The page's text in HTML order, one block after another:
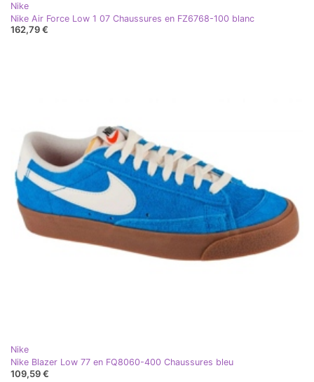
Nike
Nike Air Force Low 1 07 Chaussures en FZ6768-100 blanc
162,79 €
Nike
Nike Blazer Low 77 en FQ8060-400 Chaussures bleu
109,59 €